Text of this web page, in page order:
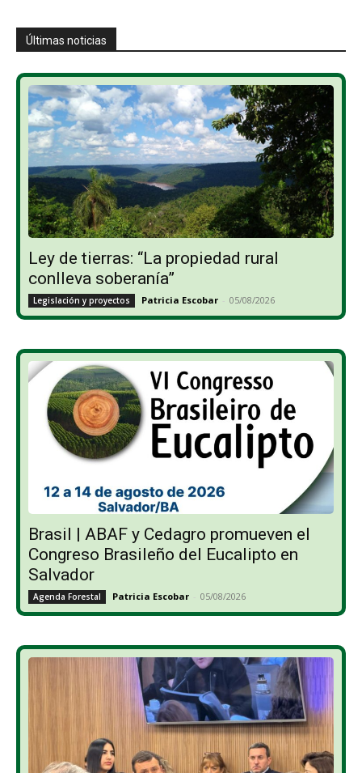
Últimas noticias
Ley de tierras: “La propiedad rural
conlleva soberanía”
Legislación y proyectos Patricia Escobar - 05/08/2026
Brasil | ABAF y Cedagro promueven el
Congreso Brasileño del Eucalipto en
Salvador
Agenda Forestal Patricia Escobar - 05/08/2026